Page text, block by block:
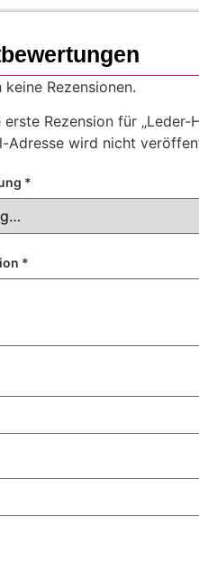
Rezensionen.
erste Rezension für „Leder-
Adresse wird nicht
*
*